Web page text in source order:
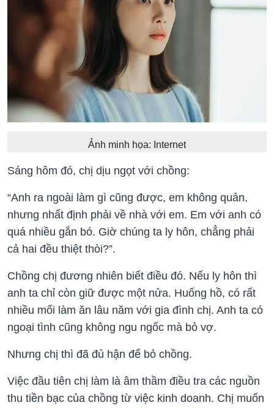
Ảnh minh họa: Internet
Sáng hôm đó, chị dịu ngọt với chồng:
“Anh ra ngoài làm gì cũng được, em không quản,
nhưng nhất định phải về nhà với em. Em với anh có
quá nhiều gắn bó. Giờ chúng ta ly hôn, chẳng phải
cả hai đều thiệt thòi?”.
Chồng chị đương nhiên biết điều đó. Nếu ly hôn thì
anh ta chỉ còn giữ được một nửa. Huống hồ, có rất
nhiều mối làm ăn lâu năm với gia đình chị. Anh ta có
ngoại tình cũng không ngu ngốc mà bỏ vợ.
Nhưng chị thì đã đủ hận để bỏ chồng.
Việc đầu tiên chị làm là âm thầm điều tra các nguồn
thu tiền bạc của chồng từ việc kinh doanh. Chị muốn